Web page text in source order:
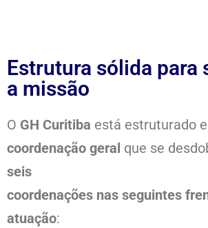
Estrutura sólida para
a missão
O GH Curitiba está estruturado
coordenação geral que se
seis
coordenações nas seguintes
atuação: